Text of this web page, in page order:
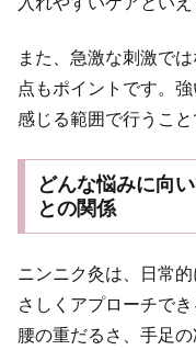
また、急激な刺激で
点もポイントです。
感じる範囲で行うこ
どんな悩みに向
との関係
ニンニク灸は、日常
さしくアプローチで
腰の重だるさ、手足